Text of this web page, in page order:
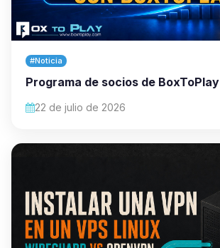
#Noticia
Programa de socios de BoxToPlay
22 de julio de 2026